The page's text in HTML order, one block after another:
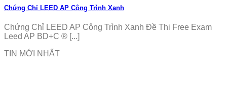
Chứng Chỉ LEED AP Công Trình Xanh
Chứng Chỉ LEED AP Công Trình Xanh Đề Thi Free Exam
Leed AP BD+C ® [...]
TIN MỚI NHẤT